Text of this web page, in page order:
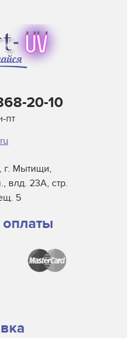
20-10
пт
г. Мытищи,
влд. 23А, стр.
5